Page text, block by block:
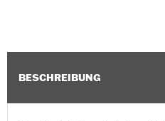
BESCHREIBUNG